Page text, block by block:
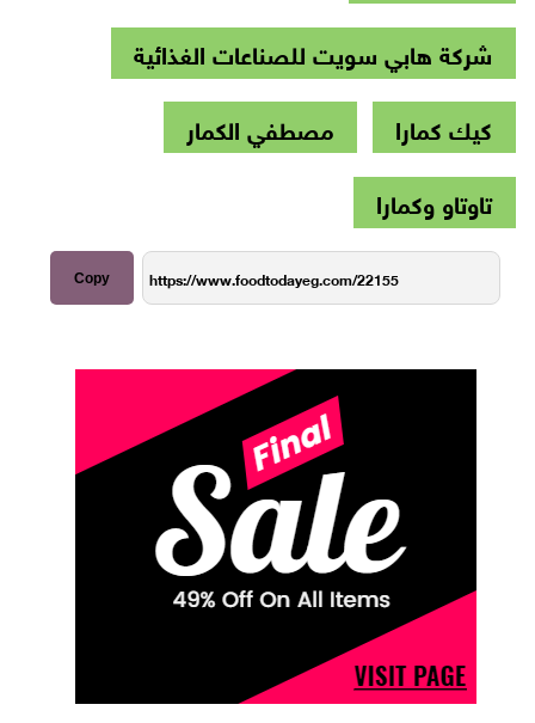
شركة هابي سويت للصناعات الغذائية
كيك كمارا
مصطفي الكمار
تاوتاو وكمارا
Copy